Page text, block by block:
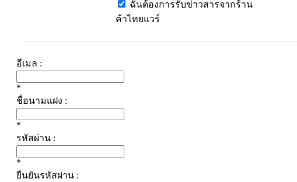
ฉันต้องการรับข่าวสารจากร้าน
ค้าไทยแวร์
อีเมล :
*
ชื่อนามแฝง :
*
รหัสผ่าน :
*
ยืนยันรหัสผ่าน :